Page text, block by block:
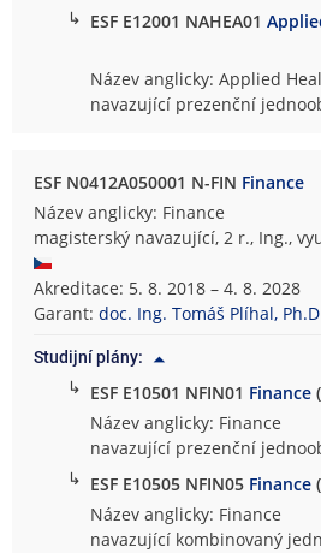
↳ ESF E12001 NAHEA01
Název anglicky: Applied
navazující prezenční
ESF N0412A050001 N-FIN Finance
Název anglicky: Finance
magisterský navazující, 2 r., Ing.,
Akreditace: 5. 8. 2018 – 4. 8. 2028
Garant:doc. Ing. Tomáš Plíhal,
Studijní plány:
↳ ESF E10501 NFIN01 Finance
Název anglicky: Finance
navazující prezenční
↳ ESF E10505 NFIN05 Finance
Název anglicky: Finance
navazující kombinovaný